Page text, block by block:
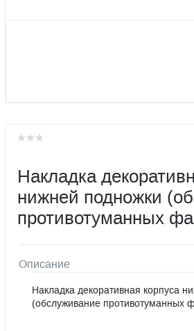
Накладка
нижней подножки
противотуманных
Описание
Накладка декоративная корпуса
(обслуживание противотуманных